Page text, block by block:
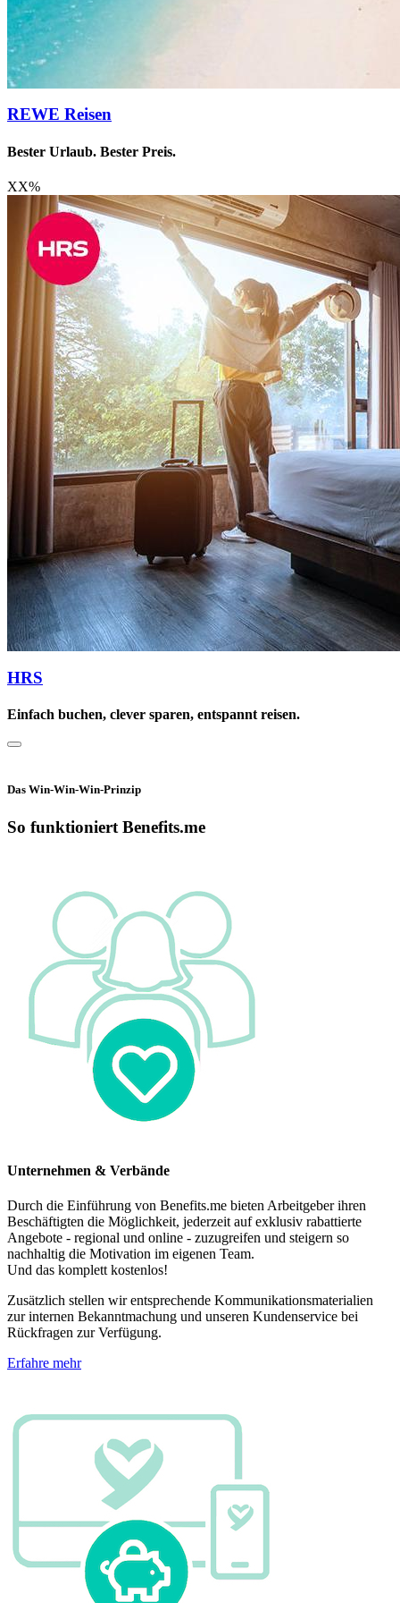
REWE Reisen
Bester Urlaub. Bester Preis.
XX%
HRS
Einfach buchen, clever sparen, entspannt reisen.
Das Win-Win-Win-Prinzip
So funktioniert Benefits.me
Unternehmen & Verbände
Durch die Einführung von Benefits.me bieten Arbeitgeber ihren
Beschäftigten die Möglichkeit, jederzeit auf exklusiv rabattierte
Angebote - regional und online - zuzugreifen und steigern so
nachhaltig die Motivation im eigenen Team.
Und das komplett kostenlos!
Zusätzlich stellen wir entsprechende Kommunikationsmaterialien
zur internen Bekanntmachung und unseren Kundenservice bei
Rückfragen zur Verfügung.
Erfahre mehr